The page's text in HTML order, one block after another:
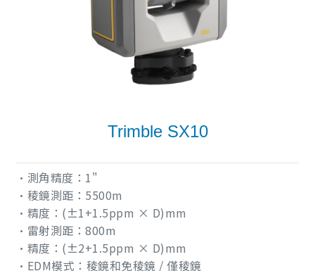
Trimble SX10
•測角精度：1"
•稜鏡測距：5500m
•精度：(±1+1.5ppm × D)mm
•雷射測距：800m
•精度：(±2+1.5ppm × D)mm
•EDM模式：稜鏡和免稜鏡 / 僅稜鏡